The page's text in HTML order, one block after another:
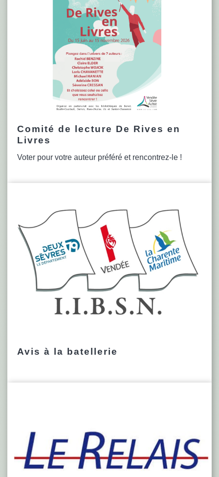
Comité de lecture De Rives en
Livres
Voter pour votre auteur préféré et rencontrez-le !
Avis à la batellerie